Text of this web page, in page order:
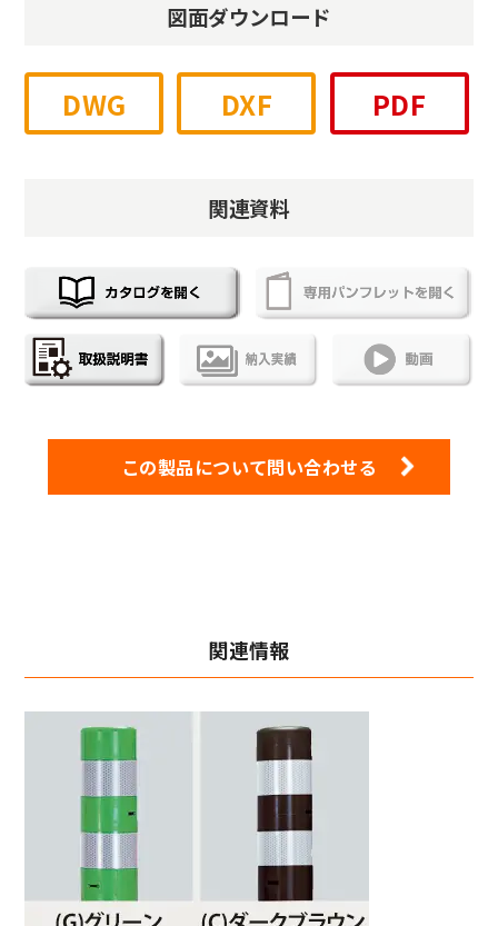
図面ダウンロード
DWG DXF PDF
関連資料
この製品について問い合わせる
関連情報